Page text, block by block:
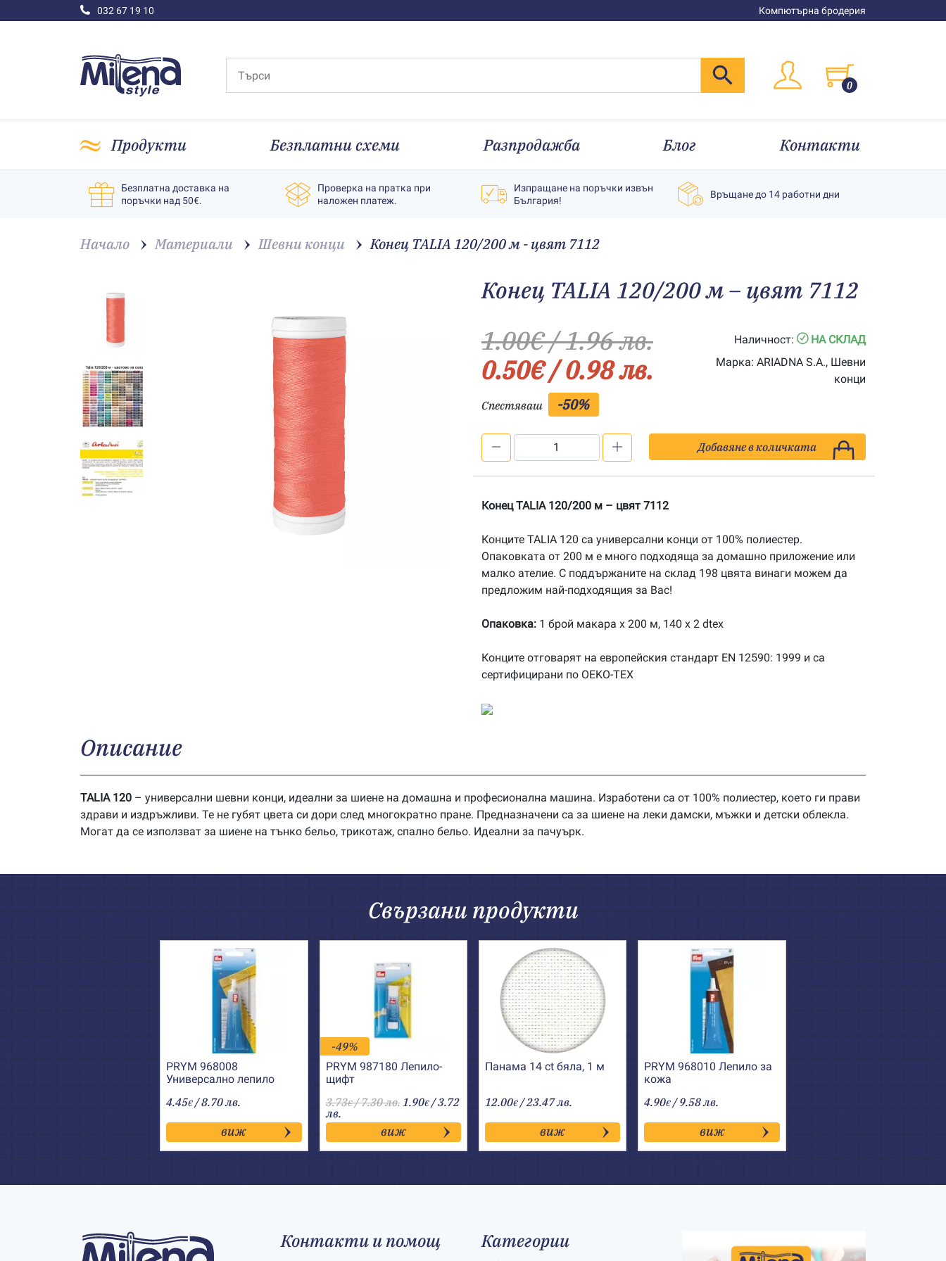
032 67 19 10 Компютърна бродерия
0
Продукти Безплатни схеми Разпродажба Блог Контакти
Безплатна доставка на
поръчки над 50€.
Проверка на пратка при
наложен платеж.
Изпращане на поръчки извън
България!
Връщане до 14 работни дни
Начало Материали Шевни конци Конец TALIA 120/200 м - цвят 7112
Конец TALIA 120/200 м – цвят 7112
1.00€/ 1.96 лв.
0.50€/ 0.98 лв.
Спестяваш -50%
Наличност:
НА СКЛАД
Марка: ARIADNA S.A., Шевни
конци
TALIA
м
-
цвят
7112
Добавяне в количката
Конец TALIA 120/200 м – цвят 7112
Конците TALIA 120 са универсални конци от 100% полиестер.
Опаковката от 200 м е много подходяща за домашно приложение или
малко ателие. С поддържаните на склад 198 цвята винаги можем да
предложим най-подходящия за Вас!
Опаковка: 1 брой макара х 200 м, 140 x 2 dtex
Конците отговарят на европейския стандарт EN 12590: 1999 и са
сертифицирани по OEKO-TEX
Описание
TALIA 120 – универсални шевни конци, идеални за шиене на домашна и професионална машина. Изработени са от 100% полиестер, което ги прави
здрави и издръжливи. Те не губят цвета си дори след многократно пране. Предназначени са за шиене на леки дамски, мъжки и детски облекла.
Могат да се използват за шиене на тънко бельо, трикотаж, спално бельо. Идеални за пачуърк.
Свързани продукти
PRYM 968008
Универсално лепило
4.45€ / 8.70 лв.
виж
-49%
PRYM 987180 Лепило-
щифт
3.73€/ 7.30 лв.1.90€/ 3.72
лв.
виж
Панама 14 ct бяла, 1 м
12.00€ / 23.47 лв.
виж
PRYM 968010 Лепило за
кожа
4.90€ / 9.58 лв.
виж
Контакти и помощ Категории